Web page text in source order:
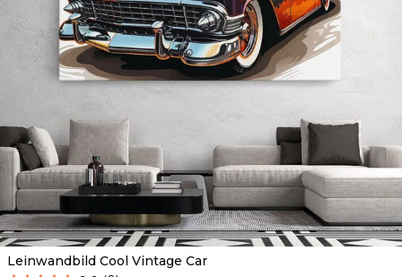
Leinwandbild Cool Vintage Car